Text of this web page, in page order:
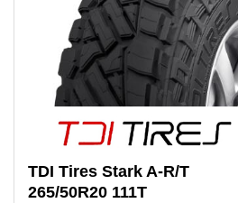
TDI Tires Stark A-R/T
265/50R20 111T